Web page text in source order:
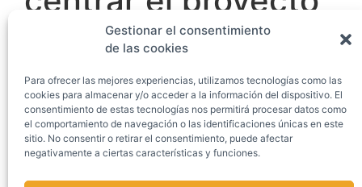
Gestionar el consentimiento
de las cookies
Para ofrecer las mejores experiencias, utilizamos tecnologías como las
cookies para almacenar y/o acceder a la información del dispositivo. El
consentimiento de estas tecnologías nos permitirá procesar datos como
el comportamiento de navegación o las identificaciones únicas en este
sitio. No consentir o retirar el consentimiento, puede afectar
negativamente a ciertas características y funciones.
en lo posible
Casa del Mar
Avda. Príncipe de Asturias, 76 — 7ª Planta
33212 — Gijón/Xixón (Asturias)
(+34) 985 195 780
gan@gijonalnorte.com